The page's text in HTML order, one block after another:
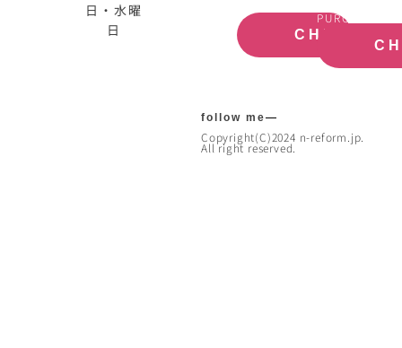
日・水曜
日
CHECK
PURCHASE
follow me
Copyright(C)2024 n-reform.jp.
All right reserved.